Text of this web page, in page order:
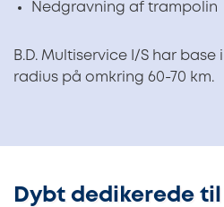
Nedgravning af trampolin
B.D. Multiservice I/S har
radius på omkring 60-70 km.
Dybt dedikerede